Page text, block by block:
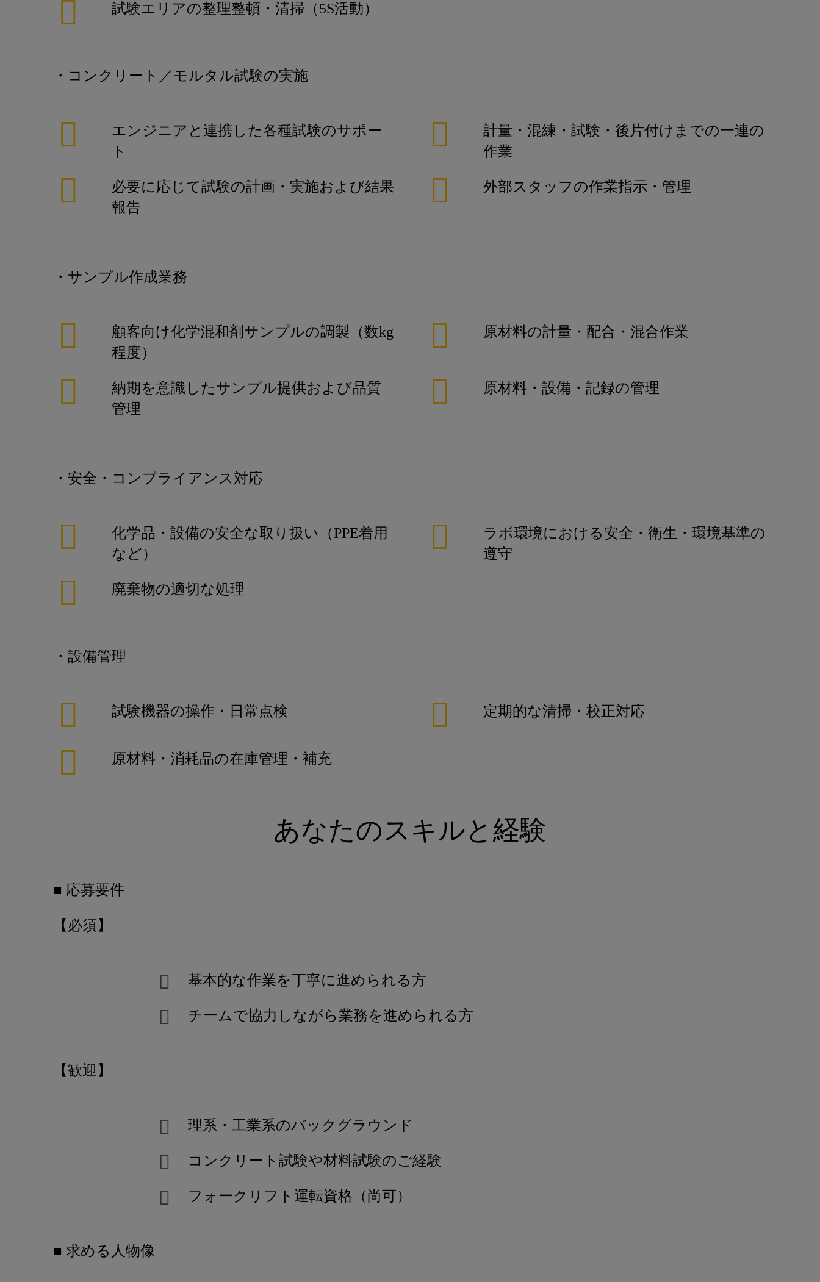
試験エリアの整理整頓・清掃（5S活動）
・コンクリート／モルタル試験の実施
エンジニアと連携した各種試験のサポー
ト
計量・混練・試験・後片付けまでの一連の
作業
必要に応じて試験の計画・実施および結果
報告
外部スタッフの作業指示・管理
・サンプル作成業務
顧客向け化学混和剤サンプルの調製（数kg
程度）
原材料の計量・配合・混合作業
納期を意識したサンプル提供および品質
管理
原材料・設備・記録の管理
・安全・コンプライアンス対応
化学品・設備の安全な取り扱い（PPE着用
など）
ラボ環境における安全・衛生・環境基準の
遵守
廃棄物の適切な処理
・設備管理
試験機器の操作・日常点検 定期的な清掃・校正対応
原材料・消耗品の在庫管理・補充
あなたのスキルと経験
■ 応募要件
【必須】
基本的な作業を丁寧に進められる方
チームで協力しながら業務を進められる方
【歓迎】
理系・工業系のバックグラウンド
コンクリート試験や材料試験のご経験
フォークリフト運転資格（尚可）
■ 求める人物像